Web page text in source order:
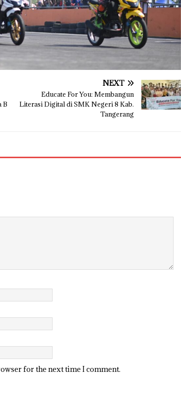
B
NEXT
Educate For You: Membangun
Literasi Digital di SMK Negeri 8 Kab.
Tangerang
for the next time I comment.